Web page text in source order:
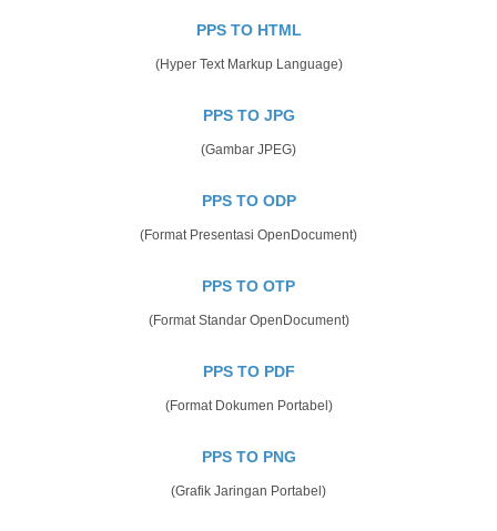
PPS TO HTML
(Hyper Text Markup Language)
PPS TO JPG
(Gambar JPEG)
PPS TO ODP
(Format Presentasi OpenDocument)
PPS TO OTP
(Format Standar OpenDocument)
PPS TO PDF
(Format Dokumen Portabel)
PPS TO PNG
(Grafik Jaringan Portabel)